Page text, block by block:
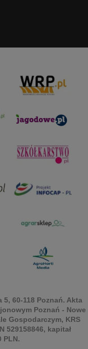
60-118 Poznań. Akta
Poznań - Nowe
Gospodarczym, KRS
529158846, kapitał
PLN.